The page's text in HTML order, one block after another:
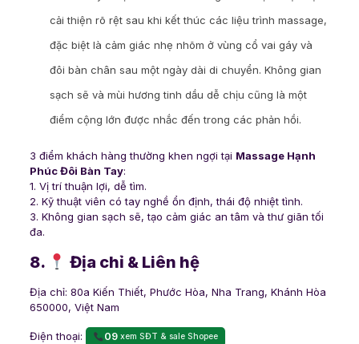
cải thiện rõ rệt sau khi kết thúc các liệu trình massage,
đặc biệt là cảm giác nhẹ nhõm ở vùng cổ vai gáy và
đôi bàn chân sau một ngày dài di chuyển. Không gian
sạch sẽ và mùi hương tinh dầu dễ chịu cũng là một
điểm cộng lớn được nhắc đến trong các phản hồi.
3 điểm khách hàng thường khen ngợi tại Massage Hạnh
Phúc Đôi Bàn Tay:
1. Vị trí thuận lợi, dễ tìm.
2. Kỹ thuật viên có tay nghề ổn định, thái độ nhiệt tình.
3. Không gian sạch sẽ, tạo cảm giác an tâm và thư giãn tối
đa.
8. Địa chỉ & Liên hệ
Địa chỉ: 80a Kiến Thiết, Phước Hòa, Nha Trang, Khánh Hòa
650000, Việt Nam
Điện thoại: 09 xem SĐT & sale Shopee